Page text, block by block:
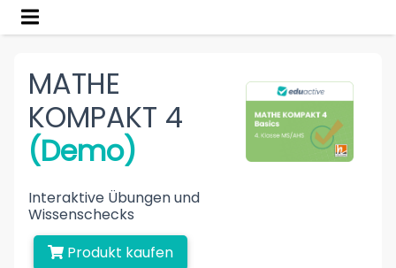
MATHE
KOMPAKT 4
(Demo)
Interaktive Übungen und
Wissenschecks
Produkt kaufen